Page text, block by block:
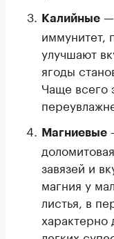
Калийные —
иммунитет,
улучшают
ягоды
Чаще всего
Магниевые
завязей и
магния у
листья, в
характерно